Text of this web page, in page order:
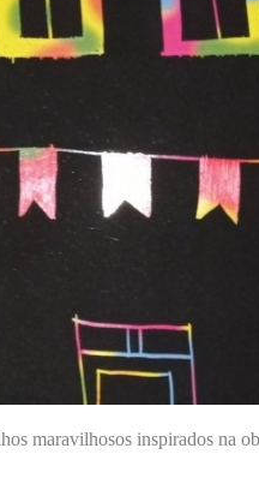
maravilhosos inspirados na